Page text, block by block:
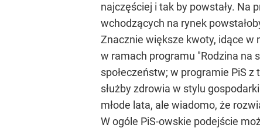
najczęściej i tak by powstały. Na
wchodzących na rynek
Znacznie większe kwoty, idące
w ramach programu "Rodzina na
społeczeństw; w programie PiS
służby zdrowia w stylu
młode lata, ale wiadomo, że
W ogóle PiS-owskie podejście